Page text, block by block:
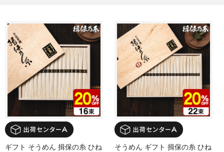
ギフト そうめん 揖保の糸 ひね
そうめん ギフト 揖保の糸 ひね